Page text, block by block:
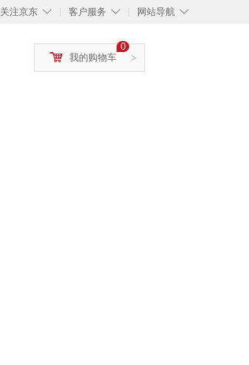
◇
关注京东 ◇
客户服务 ◇
网站导航
>
0
我的购物车